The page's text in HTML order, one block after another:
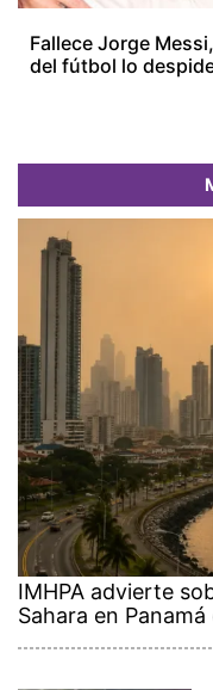
Fallece Jorge
del fútbol lo
IMHPA advierte
Sahara en